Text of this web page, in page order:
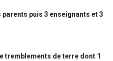
parents puis 3 enseignants et 3
tremblements de terre dont 1